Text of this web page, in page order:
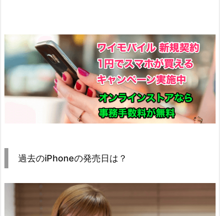
過去のiPhoneの発売日は？